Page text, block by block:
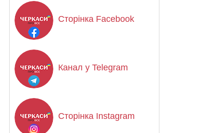
Сторінка Facebook
Канал у Telegram
Сторінка Instagram